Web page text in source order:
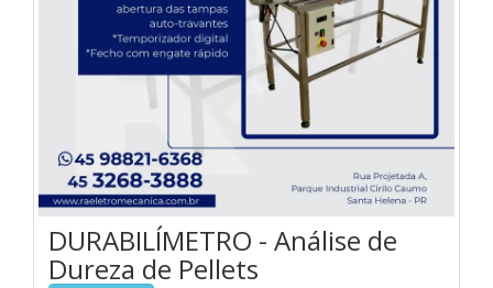
DURABILÍMETRO - Análise de
Dureza de Pellets